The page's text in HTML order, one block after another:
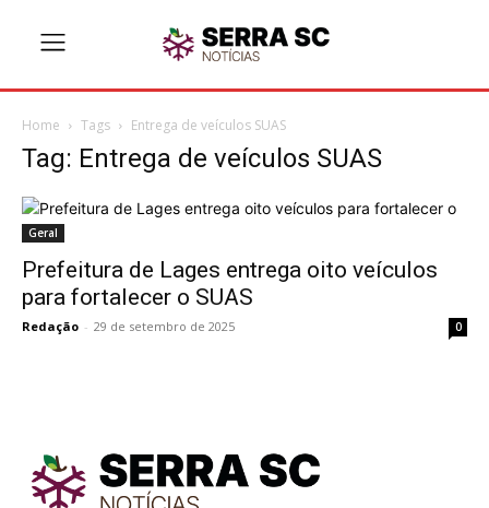
Home Tags Entrega de veículos SUAS
Tag: Entrega de veículos SUAS
Geral
Prefeitura de Lages entrega oito veículos
para fortalecer o SUAS
Redação - 29 de setembro de 2025 0